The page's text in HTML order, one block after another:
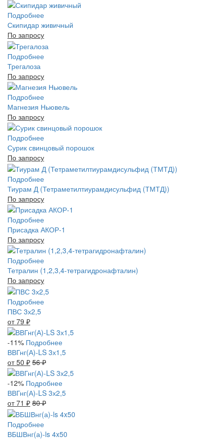
Подробнее
Скипидар живичный
По запросу
Подробнее
Трегалоза
По запросу
Подробнее
Магнезия Ньювель
По запросу
Подробнее
Сурик свинцовый порошок
По запросу
Подробнее
Тиурам Д (Тетраметилтиурамдисульфид (ТМТД))
По запросу
Подробнее
Присадка АКОР-1
По запросу
Подробнее
Тетралин (1,2,3,4-тетрагидронафталин)
По запросу
Подробнее
ПВС 3х2,5
от 79 ₽
-11% Подробнее
ВВГнг(А)-LS 3х1,5
от 50 ₽ 56₽
-12% Подробнее
ВВГнг(А)-LS 3х2,5
от 71 ₽ 80₽
Подробнее
ВБШВнг(а)-ls 4x50